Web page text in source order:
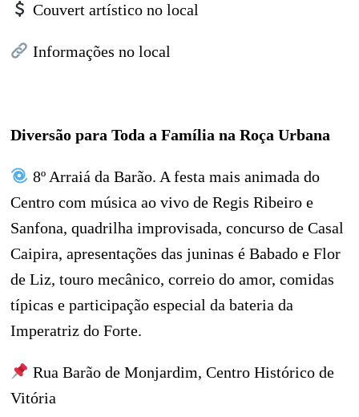
Couvert artístico no local
Informações no local
Diversão para Toda a Família na Roça Urbana
8º Arraiá da Barão. A festa mais animada do
Centro com música ao vivo de Regis Ribeiro e
Sanfona, quadrilha improvisada, concurso de Casal
Caipira, apresentações das juninas é Babado e Flor
de Liz, touro mecânico, correio do amor, comidas
típicas e participação especial da bateria da
Imperatriz do Forte.
Rua Barão de Monjardim, Centro Histórico de
Vitória